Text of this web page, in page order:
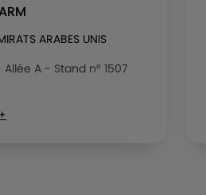
ARABES UNIS
Allée A - Stand n° 1507